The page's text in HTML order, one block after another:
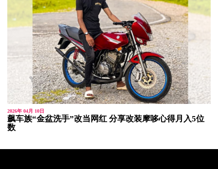
2026年 04月 10日
飙车族“金盆洗手”改当网红 分享改装摩哆心得月入5位
数